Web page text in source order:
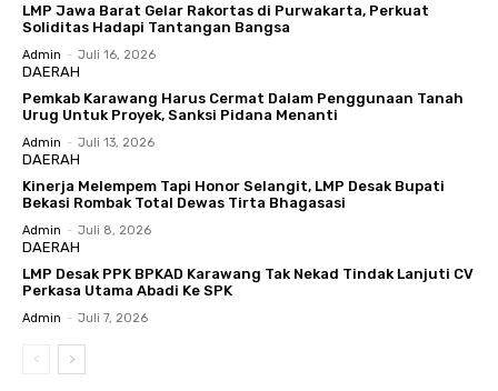
LMP Jawa Barat Gelar Rakortas di Purwakarta, Perkuat
Soliditas Hadapi Tantangan Bangsa
Admin - Juli 16, 2026
DAERAH
Pemkab Karawang Harus Cermat Dalam Penggunaan Tanah
Urug Untuk Proyek, Sanksi Pidana Menanti
Admin - Juli 13, 2026
DAERAH
Kinerja Melempem Tapi Honor Selangit, LMP Desak Bupati
Bekasi Rombak Total Dewas Tirta Bhagasasi
Admin - Juli 8, 2026
DAERAH
LMP Desak PPK BPKAD Karawang Tak Nekad Tindak Lanjuti CV
Perkasa Utama Abadi Ke SPK
Admin - Juli 7, 2026